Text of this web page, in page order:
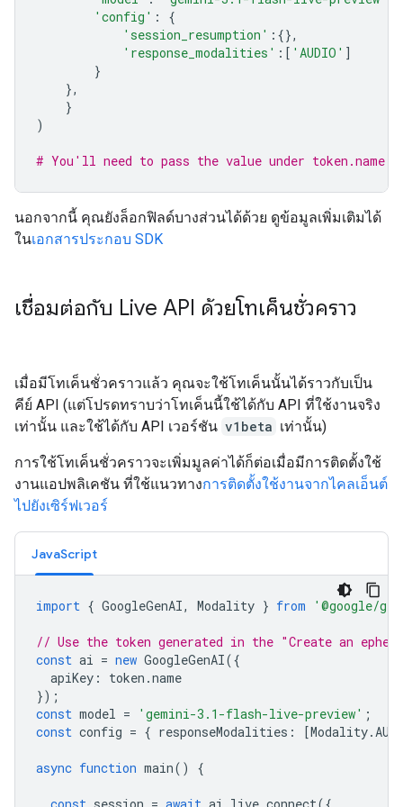
'config' :
{
'session_resumption' :{},
'response_modalities' :[ 'AUDIO' ]
}
},
}
)
# You'll need to pass the value under
นอกจากนี้ คุณยังล็อกฟิลด์บางส่วนได้ด้วย ดูข้อมูลเพิ่มเติมได้
ในเอกสารประกอบ SDK
เชื่อมต่อกับ Live API ด้วยโทเค็นชั่วคราว
เมื่อมีโทเค็นชั่วคราวแล้ว คุณจะใช้โทเค็นนั้นได้ราวกับเป็น
คีย์ API (แต่โปรดทราบว่าโทเค็นนี้ใช้ได้กับ API ที่ใช้งานจริง
เท่านั้น และใช้ได้กับ API เวอร์ชัน v1beta เท่านั้น)
การใช้โทเค็นชั่วคราวจะเพิ่มมูลค่าได้ก็ต่อเมื่อมีการติดตั้งใช้
งานแอปพลิเคชัน ที่ใช้แนวทางการติดตั้งใช้งานจากไคลเอ็นต์
ไปยังเซิร์ฟเวอร์
JavaScript
import { GoogleGenAI, Modality } from '@google/
// Use the token generated in the "Create an
const ai = new GoogleGenAI({
apiKey : token .name
});
const model = 'gemini-3.1-flash-live-preview' ;
const config = { responseModalities : [Modality.
async function main() {